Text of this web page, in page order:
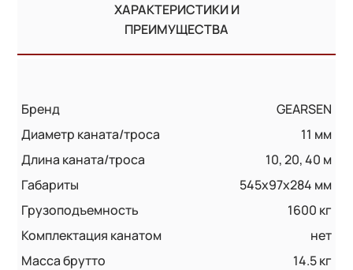
ХАРАКТЕРИСТИКИ И
ПРЕИМУЩЕСТВА
Бренд
GEARSEN
Диаметр каната/троса
11 мм
Длина каната/троса
10, 20, 40 м
Габариты
545x97x284 мм
Грузоподъемность
1600 кг
Комплектация канатом
нет
Масса брутто
14.5 кг